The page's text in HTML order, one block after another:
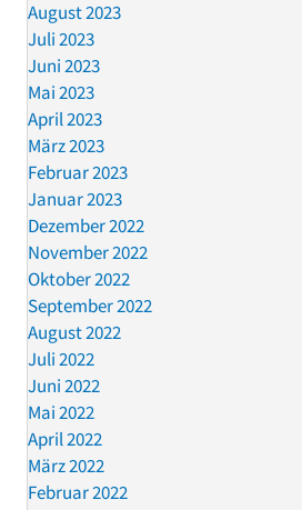
August 2023
Juli 2023
Juni 2023
Mai 2023
April 2023
März 2023
Februar 2023
Januar 2023
Dezember 2022
November 2022
Oktober 2022
September 2022
August 2022
Juli 2022
Juni 2022
Mai 2022
April 2022
März 2022
Februar 2022